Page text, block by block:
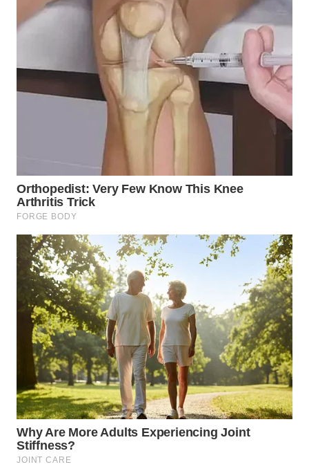
WN
BINJAI
WN
INDRAMAYU
WN
KUNINGAN
WN
MAJALENGKA
WN
SUBANG
WN
SUKABUMI
WN
PURWAKARTA